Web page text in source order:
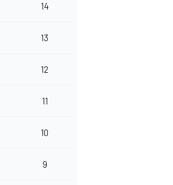
14
13
12
11
10
9